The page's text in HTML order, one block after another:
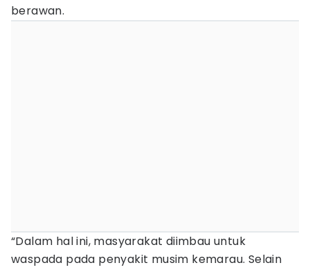
berawan.
“Dalam hal ini, masyarakat diimbau untuk
waspada pada penyakit musim kemarau. Selain